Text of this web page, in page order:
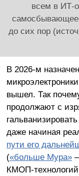
всем в ИТ-
до сих пор
В 2026-м
вышел. Так
продолжают с
даже начиная
пути его
(«больше Мура»—
КМОП-технологий